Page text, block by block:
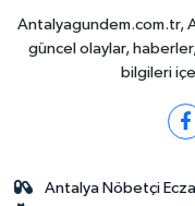
Antalyagundem.com.tr,
güncel olaylar,
bilgileri
Antalya Nöbetçi